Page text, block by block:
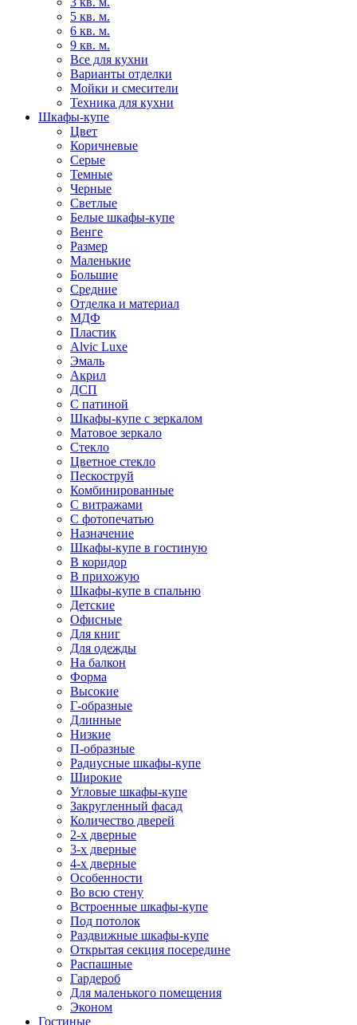
5 кв. м.
6 кв. м.
9 кв. м.
Все для кухни
Варианты отделки
Мойки и смесители
Техника для кухни
Шкафы-купе
Цвет
Коричневые
Серые
Темные
Черные
Светлые
Белые шкафы-купе
Венге
Размер
Маленькие
Большие
Средние
Отделка и материал
МДФ
Пластик
Alvic Luxe
Эмаль
Акрил
ДСП
С патиной
Шкафы-купе с зеркалом
Матовое зеркало
Стекло
Цветное стекло
Пескоструй
Комбинированные
С витражами
С фотопечатью
Назначение
Шкафы-купе в гостиную
В коридор
В прихожую
Шкафы-купе в спальню
Детские
Офисные
Для книг
Для одежды
На балкон
Форма
Высокие
Г-образные
Длинные
Низкие
П-образные
Радиусные шкафы-купе
Широкие
Угловые шкафы-купе
Закругленный фасад
Количество дверей
2-х дверные
3-х дверные
4-х дверные
Особенности
Во всю стену
Встроенные шкафы-купе
Под потолок
Раздвижные шкафы-купе
Открытая секция посередине
Распашные
Гардероб
Для маленького помещения
Эконом
Гостиные